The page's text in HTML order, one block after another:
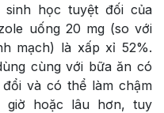
học tuyệt đối của
uống 20 mg (so với
mạch) là xấp xỉ 52%.
cùng với bữa ăn có
và có thể làm chậm
hoặc lâu hơn, tuy